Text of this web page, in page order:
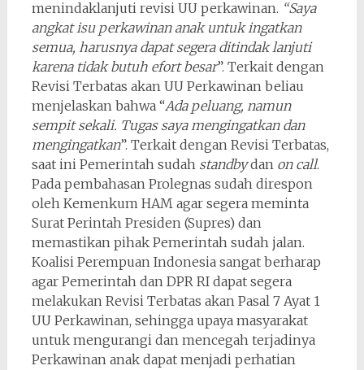
menindaklanjuti revisi UU perkawinan. “Saya
angkat isu perkawinan anak untuk ingatkan
semua, harusnya dapat segera ditindak lanjuti
karena tidak butuh efort besar”. Terkait dengan
Revisi Terbatas akan UU Perkawinan beliau
menjelaskan bahwa “Ada peluang, namun
sempit sekali. Tugas saya mengingatkan dan
mengingatkan”. Terkait dengan Revisi Terbatas,
saat ini Pemerintah sudah standbydan on call.
Pada pembahasan Prolegnas sudah direspon
oleh Kemenkum HAM agar segera meminta
Surat Perintah Presiden (Supres) dan
memastikan pihak Pemerintah sudah jalan.
Koalisi Perempuan Indonesia sangat berharap
agar Pemerintah dan DPR RI dapat segera
melakukan Revisi Terbatas akan Pasal 7 Ayat 1
UU Perkawinan, sehingga upaya masyarakat
untuk mengurangi dan mencegah terjadinya
Perkawinan anak dapat menjadi perhatian